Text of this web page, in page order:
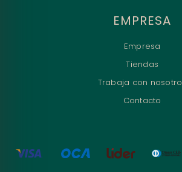
EMPRESA
Empresa
Tiendas
Trabaja con
Contacto